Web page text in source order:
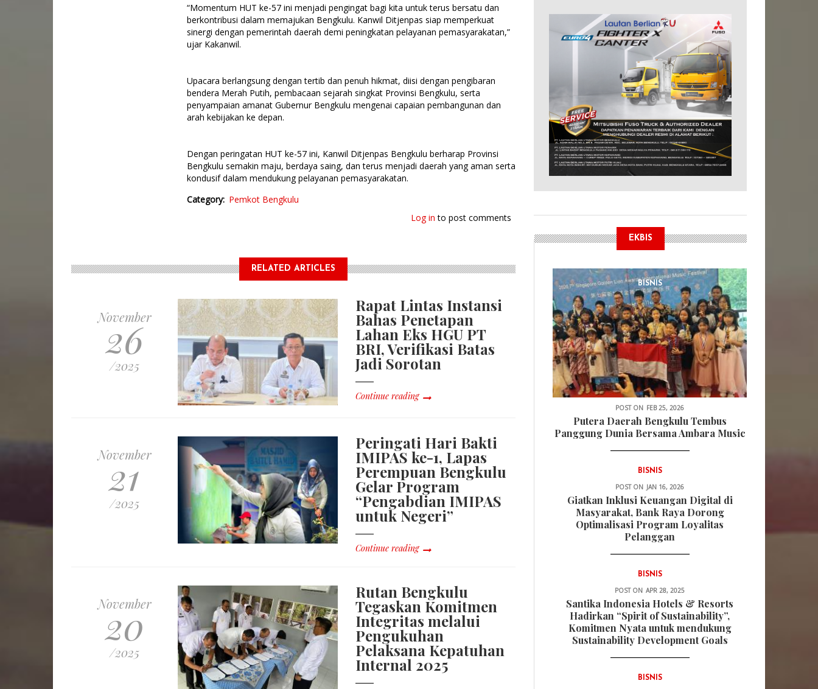
“Momentum HUT ke-57 ini menjadi pengingat bagi kita untuk terus bersatu dan
berkontribusi dalam memajukan Bengkulu. Kanwil Ditjenpas siap memperkuat
sinergi dengan pemerintah daerah demi peningkatan pelayanan pemasyarakatan,”
ujar Kakanwil.
Upacara berlangsung dengan tertib dan penuh hikmat, diisi dengan pengibaran
bendera Merah Putih, pembacaan sejarah singkat Provinsi Bengkulu, serta
penyampaian amanat Gubernur Bengkulu mengenai capaian pembangunan dan
arah kebijakan ke depan.
Dengan peringatan HUT ke-57 ini, Kanwil Ditjenpas Bengkulu berharap Provinsi
Bengkulu semakin maju, berdaya saing, dan terus menjadi daerah yang aman serta
kondusif dalam mendukung pelayanan pemasyarakatan.
Category Pemkot Bengkulu
Log in to post comments
RELATED ARTICLES
November
26
/2025
Rapat Lintas Instansi
Bahas Penetapan
Lahan Eks HGU PT
BRI, Verifikasi Batas
Jadi Sorotan
Continue reading
November
21
/2025
Peringati Hari Bakti
IMIPAS ke-1, Lapas
Perempuan Bengkulu
Gelar Program
“Pengabdian IMIPAS
untuk Negeri”
Continue reading
November
20
/2025
Rutan Bengkulu
Tegaskan Komitmen
Integritas melalui
Pengukuhan
Pelaksana Kepatuhan
Internal 2025
EKBIS
BISNIS
POST ON FEB 25, 2026
Putera Daerah Bengkulu Tembus
Panggung Dunia Bersama Ambara Music
BISNIS
POST ON JAN 16, 2026
Giatkan Inklusi Keuangan Digital di
Masyarakat, Bank Raya Dorong
Optimalisasi Program Loyalitas
Pelanggan
BISNIS
POST ON APR 28, 2025
Santika Indonesia Hotels & Resorts
Hadirkan “Spirit of Sustainability”,
Komitmen Nyata untuk mendukung
Sustainability Development Goals
BISNIS